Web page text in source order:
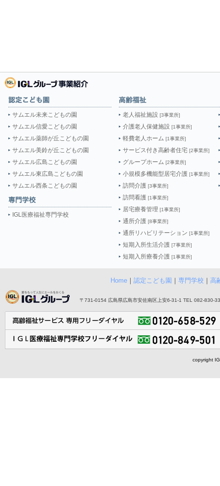
サムエル未来こどもの園
サムエル信愛こどもの園
サムエル薬師が丘こどもの園
サムエル美鈴が丘こどもの園
サムエル広島こどもの園
サムエル東広島こどもの園
サムエル西条こどもの園
IGL医療福祉専門学校
老人福祉施設 [3事業所]
介護老人保健施設 [1事業所]
軽費老人ホーム [1事業所]
サービス付き高齢者住宅 [2事業所]
グループホーム [2事業所]
小規模多機能型居宅介護 [1事業所]
訪問介護 [3事業所]
訪問看護 [1事業所]
居宅療養管理 [1事業所]
通所介護 [8事業所]
通所リハビリテーション [1事業所]
短期入所生活介護 [7事業所]
短期入所療養介護 [1事業所]
Home ｜ 認定こども園 ｜ 専門学校 ｜ 高
〒731-0154 広島県広島市安佐南区上安6-31-1 TEL 082-830-
copyright